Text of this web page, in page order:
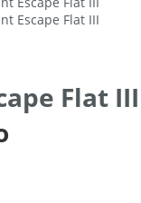
Flat III